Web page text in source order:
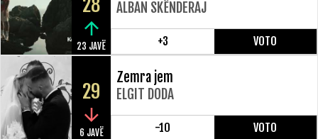
28
23 JAVË
ALBAN SKËNDERAJ
+3 VOTO
29
6 JAVË
Zemra jem
ELGIT DODA
-10 VOTO